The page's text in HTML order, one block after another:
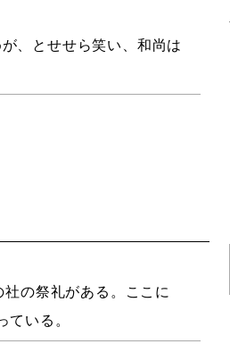
、とせせら笑い、和尚は
社の祭礼がある。ここに
ている。